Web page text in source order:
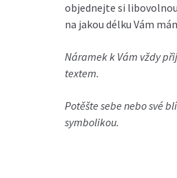
objednejte si
na jakou délku Vám
Náramek k Vám vždy
textem.
Potěšte sebe nebo své
symbolikou.